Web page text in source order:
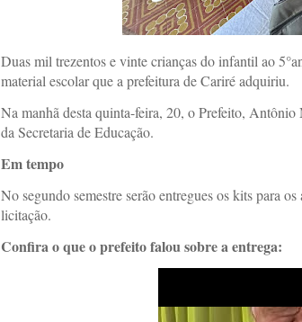
Duas mil trezentos e vinte crianças do infantil ao
material escolar que a prefeitura de Cariré adquiriu.
Na manhã desta quinta-feira, 20, o Prefeito,
da Secretaria de Educação.
Em tempo
No segundo semestre serão entregues os kits para
licitação.
Confira o que o prefeito falou sobre a entrega: